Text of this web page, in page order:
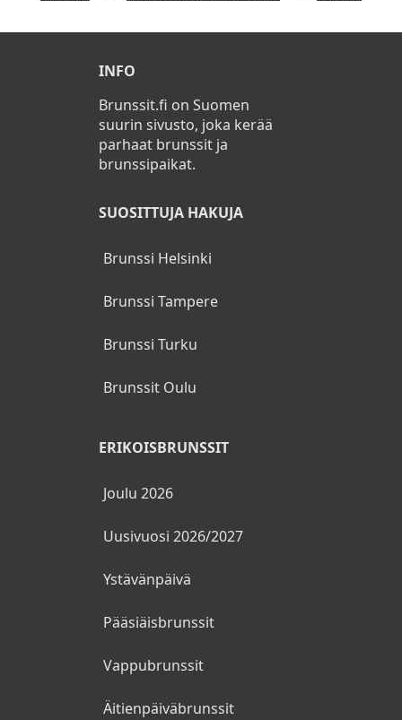
INFO
Brunssit.fi on Suomen
suurin sivusto, joka kerää
parhaat brunssit ja
brunssipaikat.
SUOSITTUJA HAKUJA
Brunssi Helsinki
Brunssi Tampere
Brunssi Turku
Brunssit Oulu
ERIKOISBRUNSSIT
Joulu 2026
Uusivuosi 2026/2027
Ystävänpäivä
Pääsiäisbrunssit
Vappubrunssit
Äitienpäiväbrunssit